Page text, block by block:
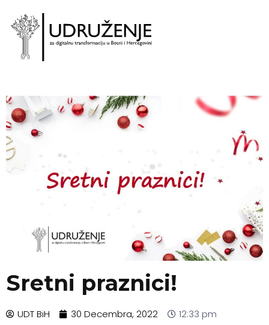
Sretni praznici!
UDT BiH 30 Decembra, 2022 12:33 pm